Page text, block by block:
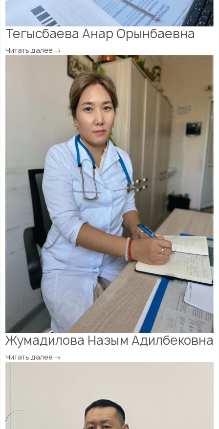
Тегысбаева Анар Орынбаевна
Читать далее →
Жумадилова Назым Адилбековна
Читать далее →